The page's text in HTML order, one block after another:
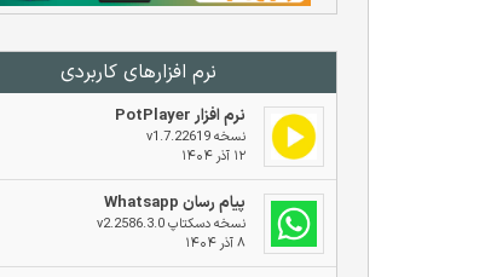
نرم افزار‌های کاربردی
نرم افزار PotPlayer
نسخه v1.7.22619
۱۲ آذر ۱۴۰۴
پیام رسان Whatsapp
نسخه دسکتاپ v2.2586.3.0
۸ آذر ۱۴۰۴